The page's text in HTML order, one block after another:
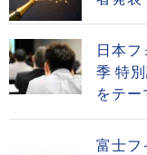
日本
季 特
をテー
富士